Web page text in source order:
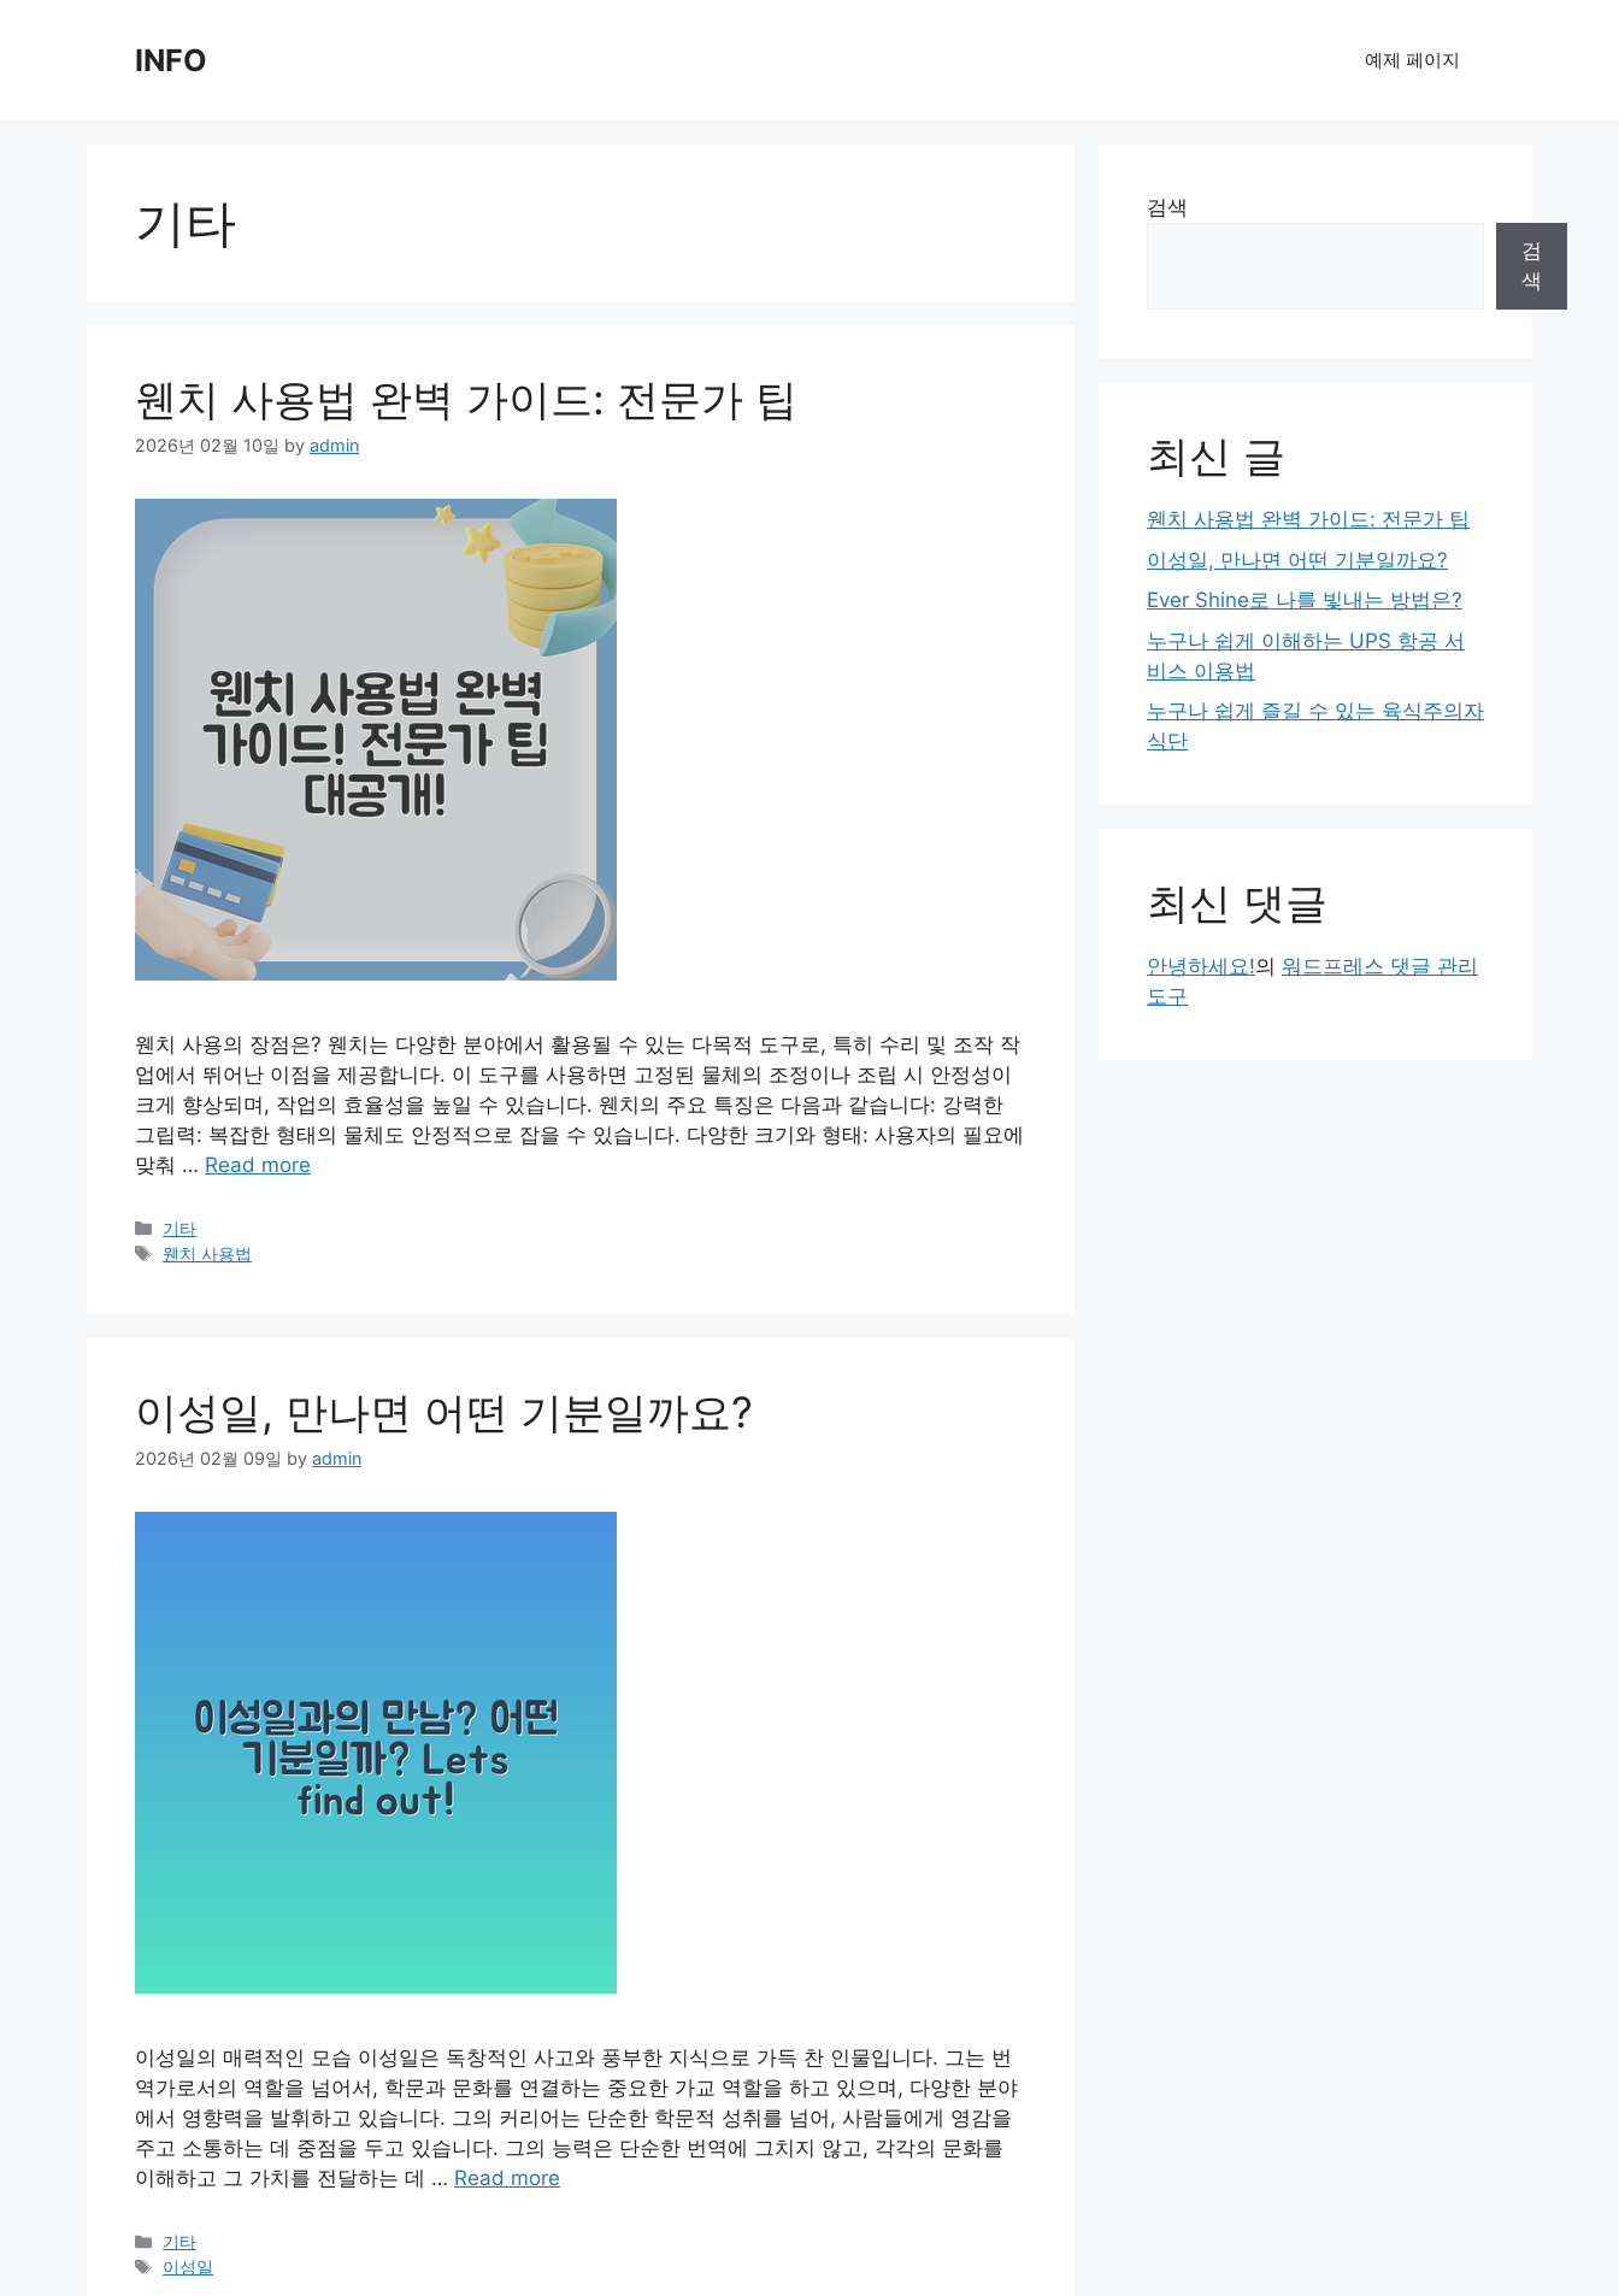
INFO 예제 페이지
기타
웬치 사용법 완벽 가이드: 전문가 팁
2026년 02월 10일 by admin
웬치 사용의 장점은? 웬치는 다양한 분야에서 활용될 수 있는 다목적 도구로, 특히 수리 및 조작 작
업에서 뛰어난 이점을 제공합니다. 이 도구를 사용하면 고정된 물체의 조정이나 조립 시 안정성이
크게 향상되며, 작업의 효율성을 높일 수 있습니다. 웬치의 주요 특징은 다음과 같습니다: 강력한
그립력: 복잡한 형태의 물체도 안정적으로 잡을 수 있습니다. 다양한 크기와 형태: 사용자의 필요에
맞춰 … Read more
Categories
기타
Tags
웬치 사용법
이성일, 만나면 어떤 기분일까요?
2026년 02월 09일 by admin
이성일의 매력적인 모습 이성일은 독창적인 사고와 풍부한 지식으로 가득 찬 인물입니다. 그는 번
역가로서의 역할을 넘어서, 학문과 문화를 연결하는 중요한 가교 역할을 하고 있으며, 다양한 분야
에서 영향력을 발휘하고 있습니다. 그의 커리어는 단순한 학문적 성취를 넘어, 사람들에게 영감을
주고 소통하는 데 중점을 두고 있습니다. 그의 능력은 단순한 번역에 그치지 않고, 각각의 문화를
이해하고 그 가치를 전달하는 데 … Read more
Categories
기타
Tags
이성일
검색
검
색
최신 글
웬치 사용법 완벽 가이드: 전문가 팁
이성일, 만나면 어떤 기분일까요?
Ever Shine로 나를 빛내는 방법은?
누구나 쉽게 이해하는 UPS 항공 서
비스 이용법
누구나 쉽게 즐길 수 있는 육식주의자
식단
최신 댓글
안녕하세요!의 워드프레스 댓글 관리
도구